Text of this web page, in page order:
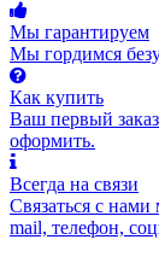
Мы гарантируем
Мы гордимся
Как купить
Ваш первый
оформить.
Всегда на связи
Связаться с
mail, телефон,